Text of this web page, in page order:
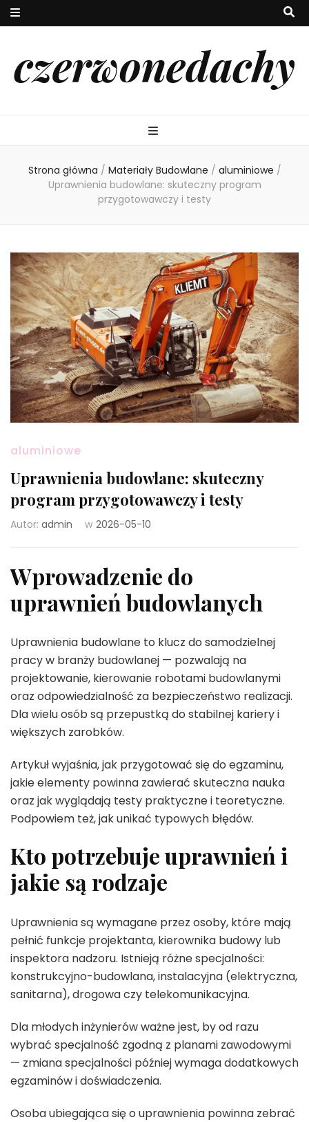
czerwonedachy
Strona główna / Materiały Budowlane / aluminiowe /
Uprawnienia budowlane: skuteczny program
przygotowawczy i testy
aluminiowe
Uprawnienia budowlane: skuteczny
program przygotowawczy i testy
Autor: admin w 2026-05-10
Wprowadzenie do
uprawnień budowlanych
Uprawnienia budowlane to klucz do samodzielnej
pracy w branży budowlanej — pozwalają na
projektowanie, kierowanie robotami budowlanymi
oraz odpowiedzialność za bezpieczeństwo realizacji.
Dla wielu osób są przepustką do stabilnej kariery i
większych zarobków.
Artykuł wyjaśnia, jak przygotować się do egzaminu,
jakie elementy powinna zawierać skuteczna nauka
oraz jak wyglądają testy praktyczne i teoretyczne.
Podpowiem też, jak unikać typowych błędów.
Kto potrzebuje uprawnień i
jakie są rodzaje
Uprawnienia są wymagane przez osoby, które mają
pełnić funkcje projektanta, kierownika budowy lub
inspektora nadzoru. Istnieją różne specjalności:
konstrukcyjno-budowlana, instalacyjna (elektryczna,
sanitarna), drogowa czy telekomunikacyjna.
Dla młodych inżynierów ważne jest, by od razu
wybrać specjalność zgodną z planami zawodowymi
— zmiana specjalności później wymaga dodatkowych
egzaminów i doświadczenia.
Osoba ubiegająca się o uprawnienia powinna zebrać